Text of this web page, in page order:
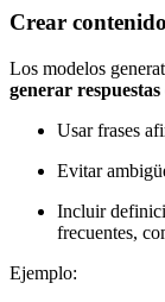
Crear
Los modelos
generar
Usar frases
Evitar
Incluir
frecuentes,
Ejemplo: